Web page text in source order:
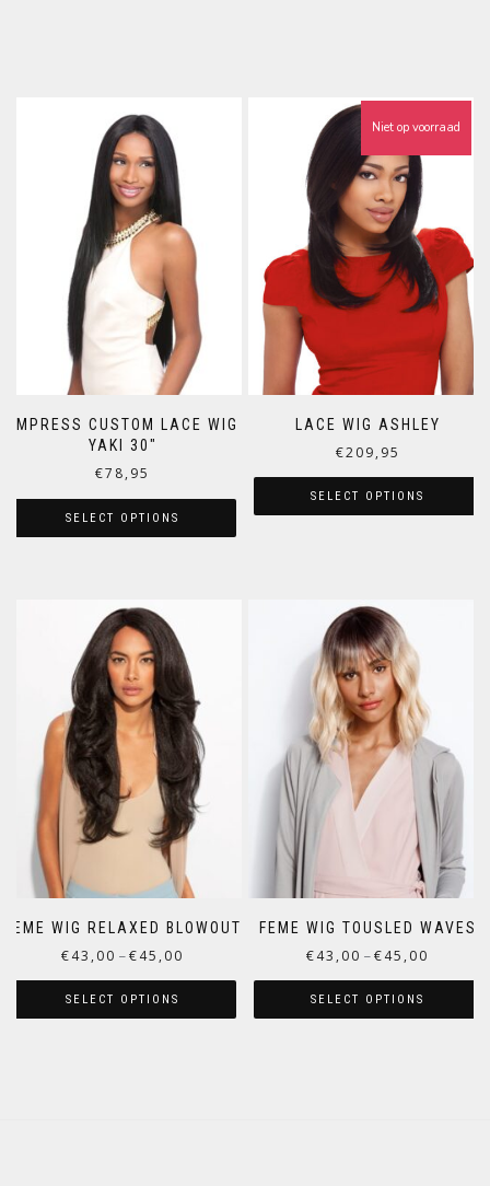
EMPRESS CUSTOM LACE WIG
YAKI 30″
€78,95
SELECT OPTIONS
LACE WIG ASHLEY
€209,95
Niet op voorraad
SELECT OPTIONS
FEME WIG RELAXED BLOWOUT
€43,00 – €45,00
SELECT OPTIONS
FEME WIG TOUSLED WAVES
€43,00 – €45,00
SELECT OPTIONS